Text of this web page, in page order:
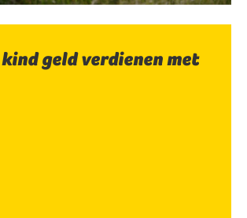
geld verdienen met